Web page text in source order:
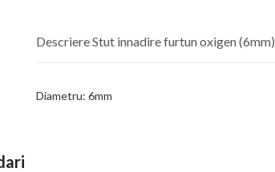
Descriere Stut innadire furtun oxigen (6mm)
Diametru: 6mm